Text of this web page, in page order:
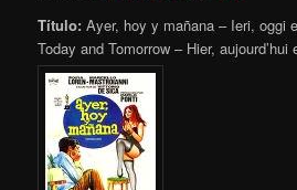
Título: Ayer, hoy y mañana – Ieri, oggi
Today and Tomorrow – Hier, aujourd’hui